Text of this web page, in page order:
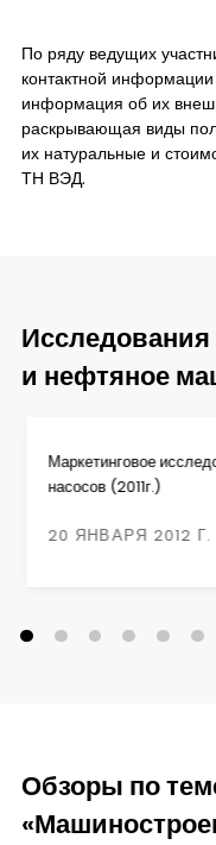
По ряду ведущих
контактной
информация об их
раскрывающая виды
их натуральные и
ТН ВЭД.
и нефтяное
Маркетинговое
насосов (2011г.)
20 ЯНВАРЯ 2012 Г.
Обзоры по